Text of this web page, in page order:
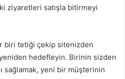
ziyaretleri satışla bitirmeyi
biri tetiği çekip sitenizden
yeniden hedefleyin. Birinin sizden
sağlamak, yeni bir müşterinin